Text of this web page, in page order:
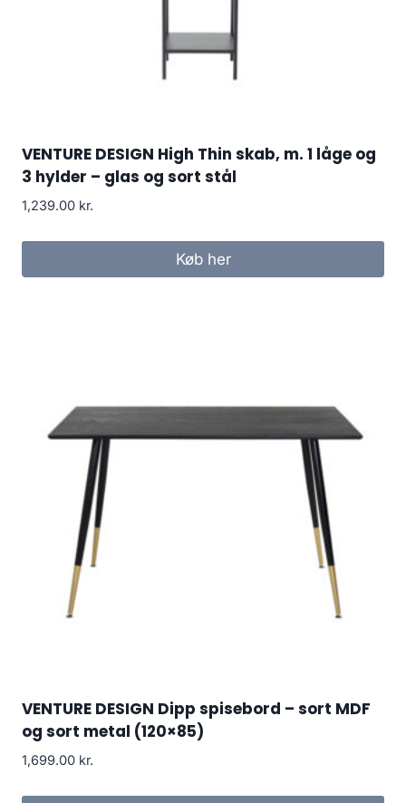
VENTURE DESIGN High Thin skab, m. 1 låge og
3 hylder – glas og sort stål
1,239.00 kr.
Køb her
VENTURE DESIGN Dipp spisebord – sort MDF
og sort metal (120×85)
1,699.00 kr.